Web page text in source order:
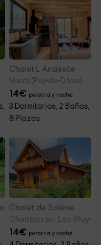
Chalet L Andésite
Murol (Puy-de-Dôme)
14€ persona y noche
3 Dormitorios, 2 Baños,
8 Plazas
Chalet de Solène
Chambon sur Lac (Puy-
14€ persona y noche